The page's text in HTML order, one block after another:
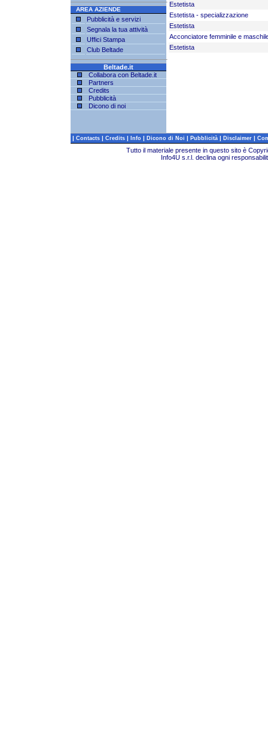
AREA AZIENDE
Pubblicità e servizi
Segnala la tua attività
Uffici Stampa
Club Beltade
Beltade.it
Collabora con Beltade.it
Partners
Credits
Pubblicità
Dicono di noi
Estetista
Estetista - specializzazione
Estetista
Acconciatore femminile e
Estetista
| Contacts | Credits | Info | Dicono di Noi | Pubblicità | Disclaimer |
Tutto il materiale presente in questo sito è
Info4U s.r.l. declina ogni